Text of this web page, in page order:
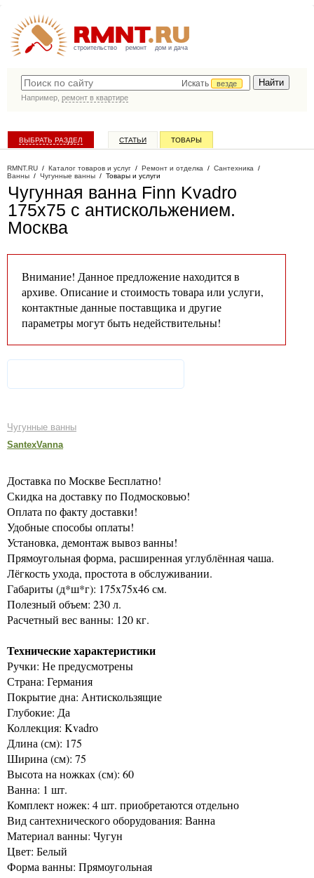
строительство ремонт дом и дача
Искать
везде
Например, ремонт в квартире
ВЫБРАТЬ РАЗДЕЛ СТАТЬИ ТОВАРЫ
RMNT.RU / Каталог товаров и услуг / Ремонт и отделка / Сантехника /
Ванны / Чугунные ванны / Товары и услуги
Чугунная ванна Finn Kvadro
175х75 с антискольжением.
Москва
Внимание! Данное предложение находится в
архиве. Описание и стоимость товара или услуги,
контактные данные поставщика и другие
параметры могут быть недействительны!
Чугунные ванны
SantexVanna
Доставка по Москве Бесплатно!
Скидка на доставку по Подмосковью!
Оплата по факту доставки!
Удобные способы оплаты!
Установка, демонтаж вывоз ванны!
Прямоугольная форма, расширенная углублённая чаша.
Лёгкость ухода, простота в обслуживании.
Габариты (д*ш*г): 175x75x46 см.
Полезный объем: 230 л.
Расчетный вес ванны: 120 кг.
Технические характеристики
Ручки: Не предусмотрены
Страна: Германия
Покрытие дна: Антискользящие
Глубокие: Да
Коллекция: Kvadro
Длина (см): 175
Ширина (см): 75
Высота на ножках (см): 60
Ванна: 1 шт.
Комплект ножек: 4 шт. приобретаются отдельно
Вид сантехнического оборудования: Ванна
Материал ванны: Чугун
Цвет: Белый
Форма ванны: Прямоугольная